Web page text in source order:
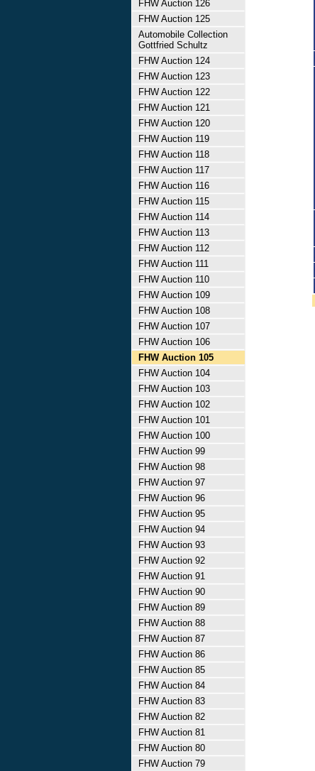
FHW Auction 126
FHW Auction 125
Automobile Collection
Gottfried Schultz
FHW Auction 124
FHW Auction 123
FHW Auction 122
FHW Auction 121
FHW Auction 120
FHW Auction 119
FHW Auction 118
FHW Auction 117
FHW Auction 116
FHW Auction 115
FHW Auction 114
FHW Auction 113
FHW Auction 112
FHW Auction 111
FHW Auction 110
FHW Auction 109
FHW Auction 108
FHW Auction 107
FHW Auction 106
FHW Auction 105
FHW Auction 104
FHW Auction 103
FHW Auction 102
FHW Auction 101
FHW Auction 100
FHW Auction 99
FHW Auction 98
FHW Auction 97
FHW Auction 96
FHW Auction 95
FHW Auction 94
FHW Auction 93
FHW Auction 92
FHW Auction 91
FHW Auction 90
FHW Auction 89
FHW Auction 88
FHW Auction 87
FHW Auction 86
FHW Auction 85
FHW Auction 84
FHW Auction 83
FHW Auction 82
FHW Auction 81
FHW Auction 80
FHW Auction 79